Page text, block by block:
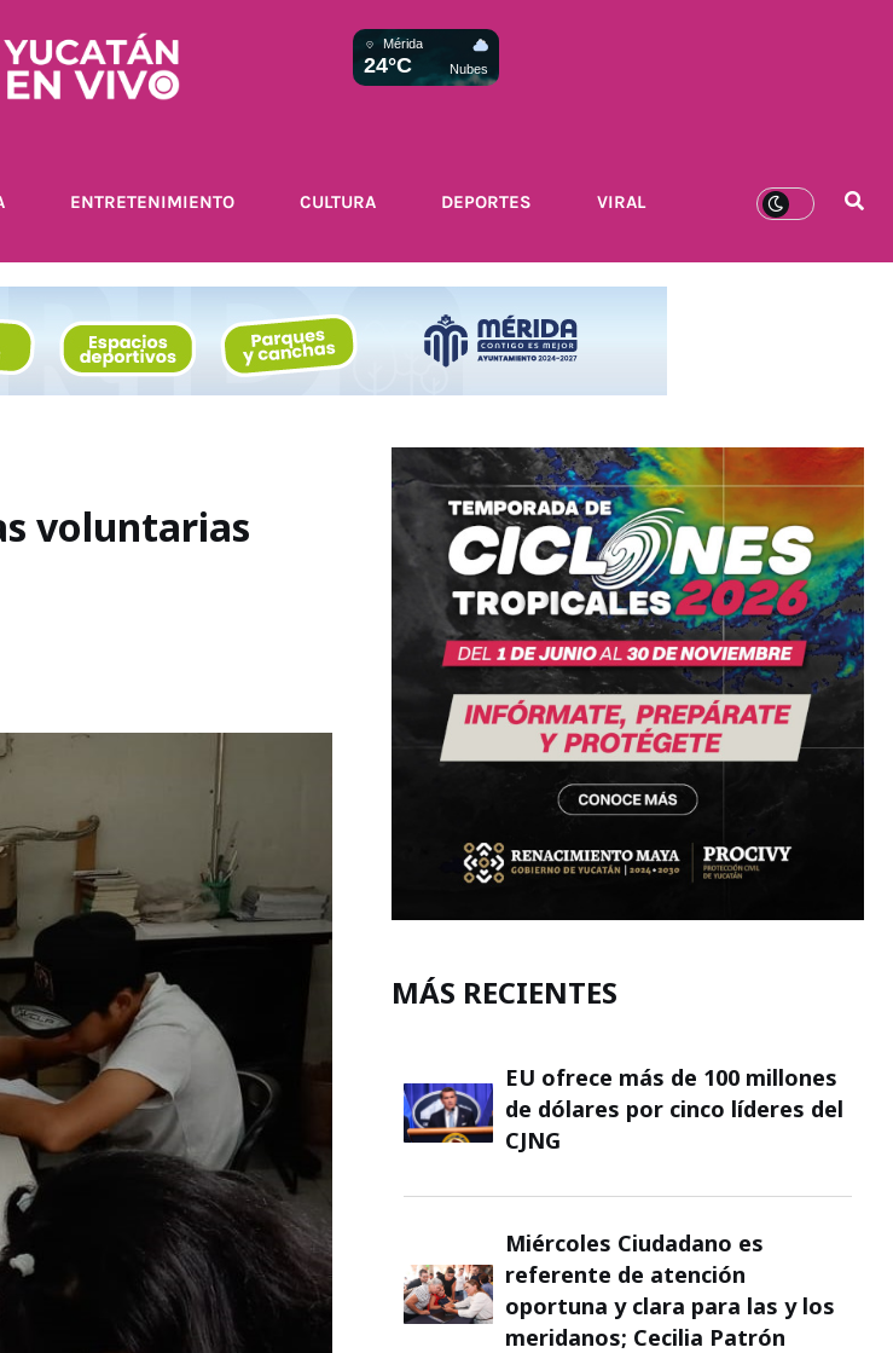
Mérida
24°C Nubes
ENTRETENIMIENTO CULTURA DEPORTES VIRAL
voluntarias
MÁS RECIENTES
EU ofrece más de 100 millones
de dólares por cinco líderes del
CJNG
Miércoles Ciudadano es
referente de atención
oportuna y clara para las y los
meridanos; Cecilia Patrón